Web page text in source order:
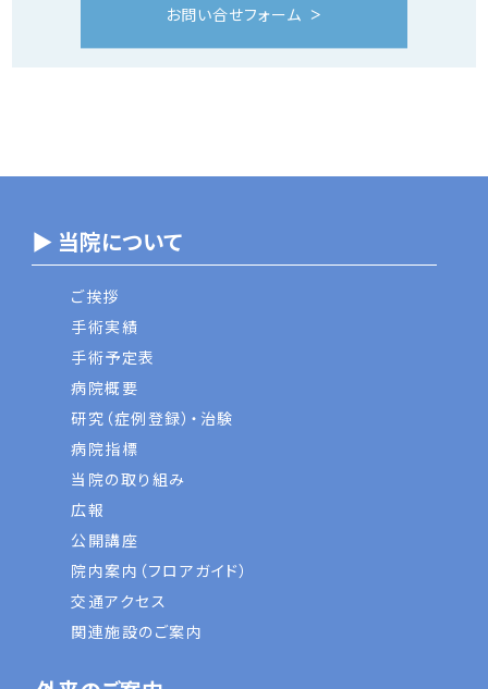
お問い合せフォーム
▶ 当院について
ご挨拶
手術実績
手術予定表
病院概要
研究（症例登録）・治験
病院指標
当院の取り組み
広報
公開講座
院内案内（フロアガイド）
交通アクセス
関連施設のご案内